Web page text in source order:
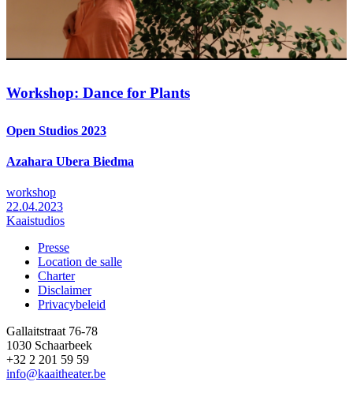
Workshop: Dance for Plants
Open Studios 2023
Azahara Ubera Biedma
workshop
22.04.2023
Kaaistudios
Footer
Presse
Location de salle
Charter
Disclaimer
Privacybeleid
Gallaitstraat 76-78
1030 Schaarbeek
+32 2 201 59 59
info@kaaitheater.be